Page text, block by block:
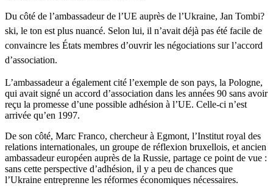
Du côté de l’ambassadeur de l’UE auprès de l’Ukraine, Jan Tombi?
ski, le ton est plus nuancé. Selon lui, il n’avait déjà pas été facile de
convaincre les États membres d’ouvrir les négociations sur l’accord
d’association.
L’ambassadeur a également cité l’exemple de son pays, la Pologne,
qui avait signé un accord d’association dans les années 90 sans avoir
reçu la promesse d’une possible adhésion à l’UE. Celle-ci n’est
arrivée qu’en 1997.
De son côté, Marc Franco, chercheur à Egmont, l’Institut royal des
relations internationales, un groupe de réflexion bruxellois, et ancien
ambassadeur européen auprès de la Russie, partage ce point de vue :
sans cette perspective d’adhésion, il y a peu de chances que
l’Ukraine entreprenne les réformes économiques nécessaires.